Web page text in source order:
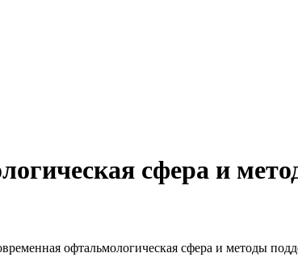
сфера и
офтальмологическая сфера и методы